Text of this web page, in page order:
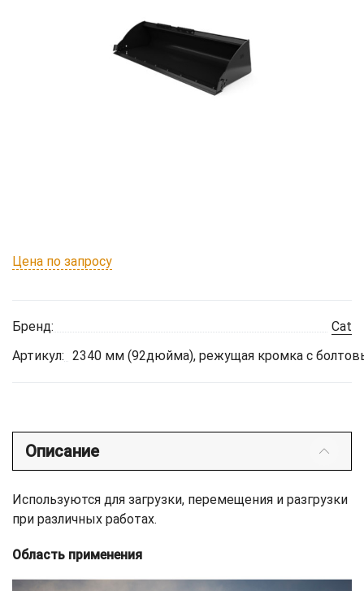
Цена по запросу
Бренд:
Cat
Артикул: 2340 мм (92дюйма), режущая кромка с
Описание
Используются для загрузки, перемещения и разгрузки
при различных работах.
Область применения